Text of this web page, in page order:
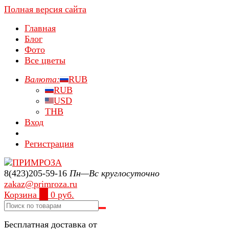
Полная версия сайта
Главная
Блог
Фото
Все цветы
Валюта:
RUB
RUB
USD
THB
Вход
Регистрация
8(423)205-59-16 Пн—Вс круглосуточно
zakaz@primroza.ru
Корзина
0 руб.
Бесплатная доставка от